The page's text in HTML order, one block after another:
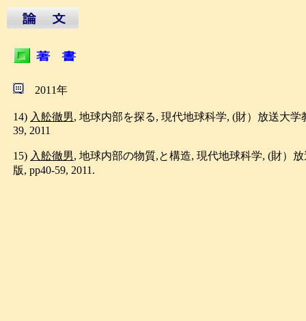
2011年
14) 入舩徹男, 地球内部を探る, 現代地球科学, (財）放送大学
39, 2011
15) 入舩徹男, 地球内部の物質,と構造, 現代地球科学, (財）
版, pp40-59, 2011.